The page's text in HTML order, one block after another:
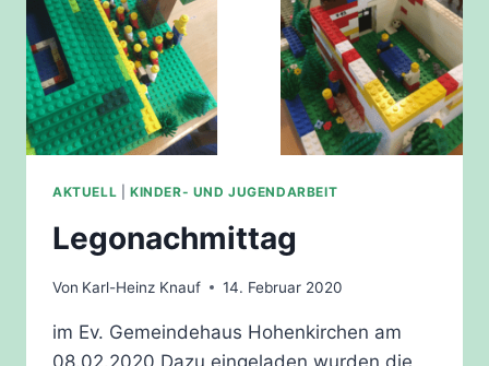
AKTUELL KINDER- UND JUGENDARBEIT
Legonachmittag
Von Karl-Heinz Knauf 14. Februar 2020
im Ev. Gemeindehaus Hohenkirchen am
08.02.2020 Dazu eingeladen wurden die